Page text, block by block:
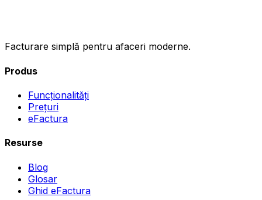
Facturare simplă pentru afaceri moderne.
Produs
Funcționalități
Prețuri
eFactura
Resurse
Blog
Glosar
Ghid eFactura